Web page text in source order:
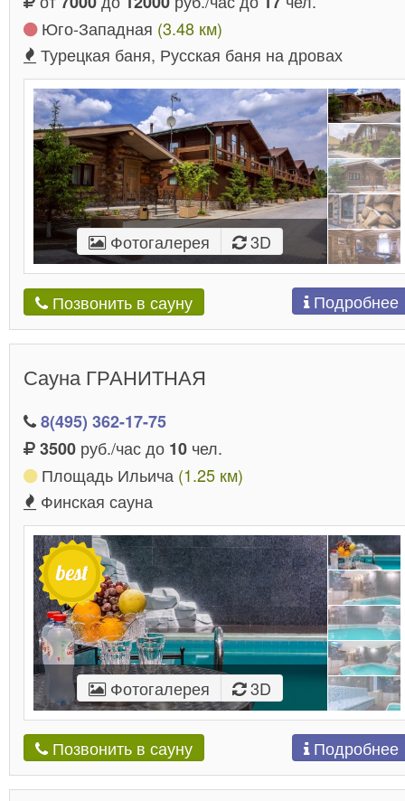
Юго-Западная (3.48 км)
Турецкая баня, Русская баня на дровах
Фотогалерея 3D
Позвонить в сауну Подробнее
Сауна ГРАНИТНАЯ
8(495) 362-17-75
3500 руб./час до 10 чел.
Площадь Ильича (1.25 км)
Финская сауна
Фотогалерея 3D
Позвонить в сауну Подробнее